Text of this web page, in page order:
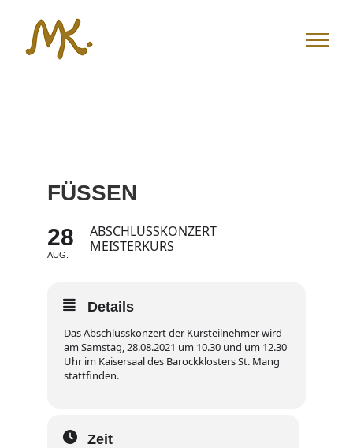
springen
FÜSSEN
28
AUG.
ABSCHLUSSKONZERT
MEISTERKURS
Details
Das Abschlusskonzert der Kursteilnehmer wird
am Samstag, 28.08.2021 um 10.30 und um 12.30
Uhr im Kaisersaal des Barockklosters St. Mang
stattfinden.
Zeit